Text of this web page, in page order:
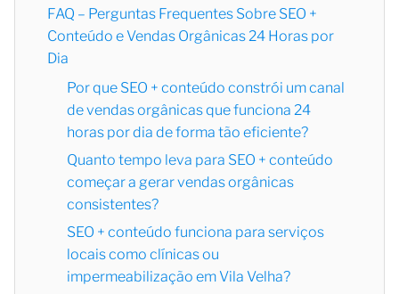
FAQ – Perguntas Frequentes Sobre SEO +
Conteúdo e Vendas Orgânicas 24 Horas por
Dia
Por que SEO + conteúdo constrói um canal
de vendas orgânicas que funciona 24
horas por dia de forma tão eficiente?
Quanto tempo leva para SEO + conteúdo
começar a gerar vendas orgânicas
consistentes?
SEO + conteúdo funciona para serviços
locais como clínicas ou
impermeabilização em Vila Velha?